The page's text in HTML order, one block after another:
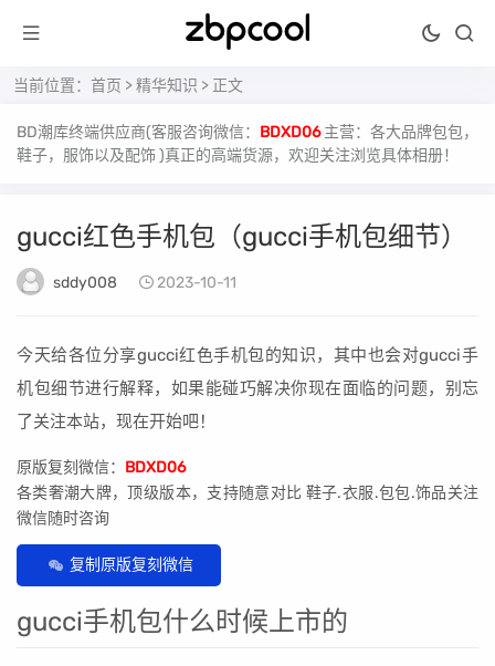
当前位置： 首页 >精华知识 > 正文
BD潮库终端供应商(客服咨询微信： BDXD06 主营：各大品牌包包，
鞋子，服饰以及配饰 )真正的高端货源，欢迎关注浏览具体相册！
gucci红色手机包（gucci手机包细节）
sddy008 2023-10-11
今天给各位分享gucci红色手机包的知识，其中也会对gucci手
机包细节进行解释，如果能碰巧解决你现在面临的问题，别忘
了关注本站，现在开始吧！
原版复刻微信： BDXD06
各类奢潮大牌，顶级版本，支持随意对比 鞋子.衣服.包包.饰品关注
微信随时咨询
复制原版复刻微信
gucci手机包什么时候上市的